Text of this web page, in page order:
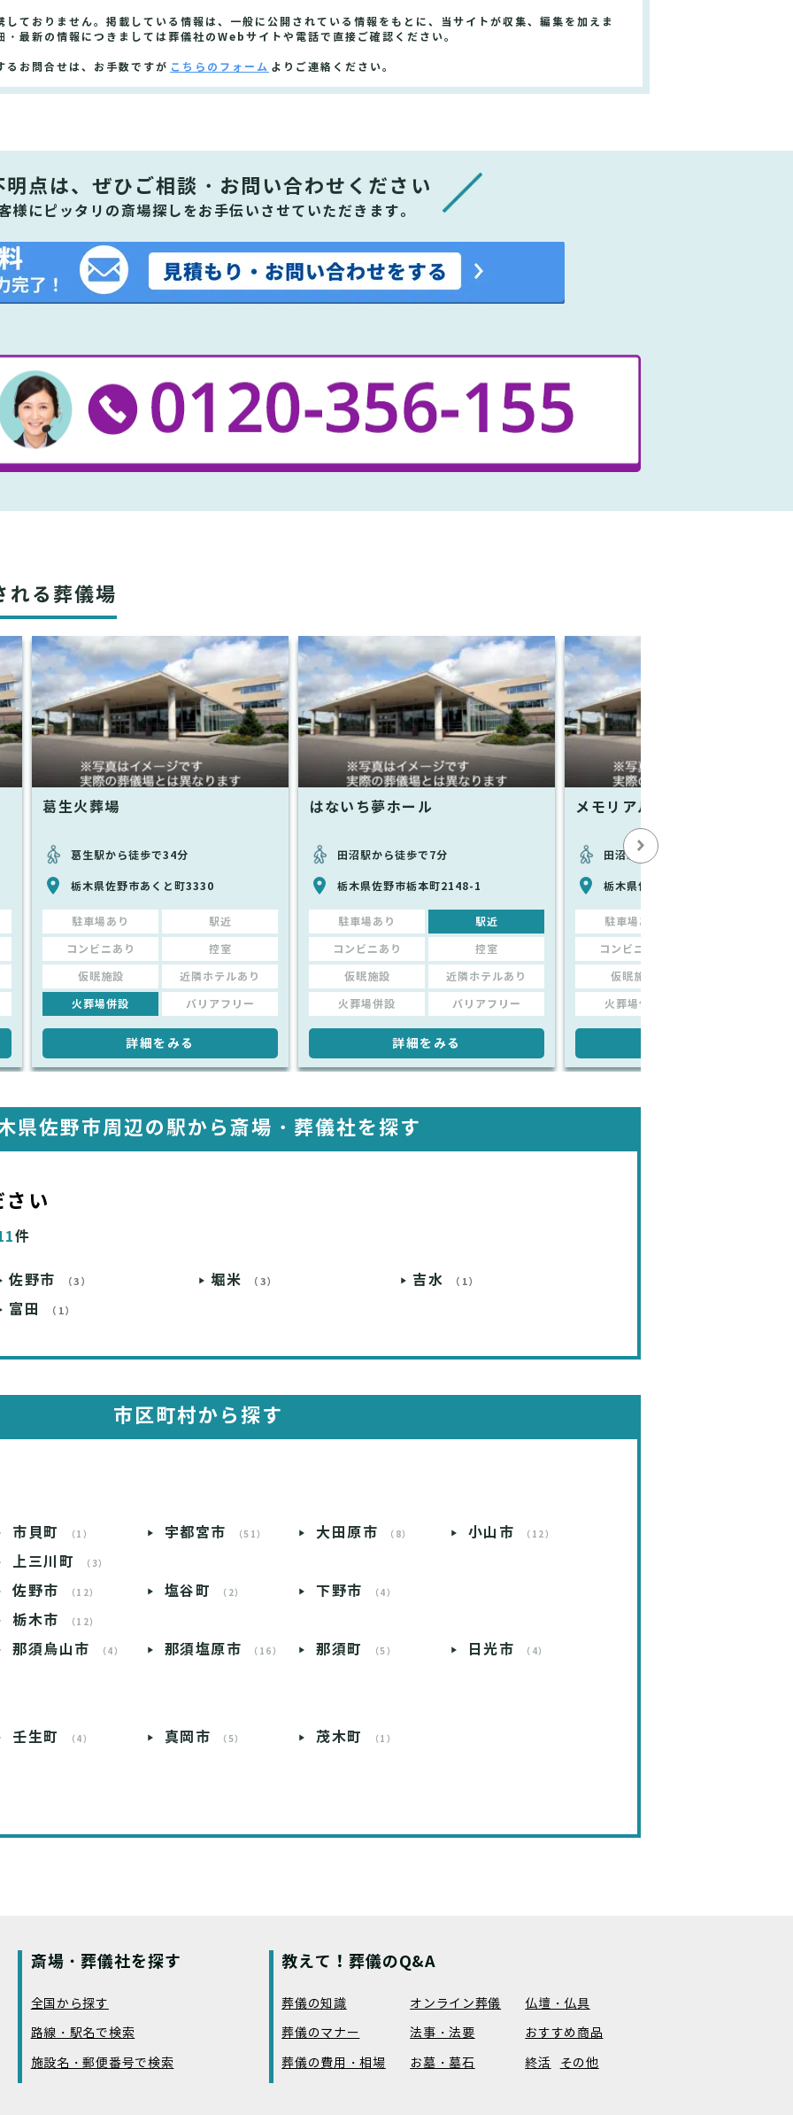
ておりません。掲載している情報は、一般に公開されている情報をもとに、当サイトが収集、編集を加えま
最新の情報につきましては葬儀社のWebサイトや電話で直接ご確認ください。
るお問合せは、お手数ですが こちらのフォーム よりご連絡ください。
明点は、ぜひ ご相談・お問い合わせください
様にピッタリの斎場探しをお手伝いさせていただきます。
れる葬儀場
葛生火葬場
葛生駅から徒歩で34分
栃木県佐野市あくと町3330
駐車場あり 駅近
コンビニあり 控室
仮眠施設 近隣ホテルあり
火葬場併設 バリアフリー
詳細をみる
はないち夢ホール
田沼駅から徒歩で7分
栃木県佐野市栃本町2148-1
駐車場あり 駅近
コンビニあり 控室
仮眠施設 近隣ホテルあり
火葬場併設 バリアフリー
詳細をみる
メモリアルホールおおぐし
田沼駅から徒歩で12分
栃木県佐野市田沼町396-6
駐車場あり
コンビニあり
仮眠施設
火葬場併設
県佐野市周辺の駅から 斎場・葬儀社を探す
い
件
佐野市 （3） 堀米 （3） 吉水 （1）
富田 （1）
市区町村から探す
市貝町 （1） 宇都宮市 （51） 大田原市 （8） 小山市 （12）
上三川町 （3）
佐野市 （12） 塩谷町 （2） 下野市 （4）
栃木市 （12）
那須烏山市 （4） 那須塩原市 （16） 那須町 （5） 日光市 （4）
壬生町 （4） 真岡市 （5） 茂木町 （1）
斎場・葬儀社を探す
全国から探す
路線・駅名で検索
施設名・郵便番号で検索
教えて！葬儀のQ&A
葬儀の知識 オンライン葬儀
仏壇・仏具
葬儀のマナー
法事・法要
おすすめ商品
葬儀の費用・相場
お墓・墓石 終活 その他